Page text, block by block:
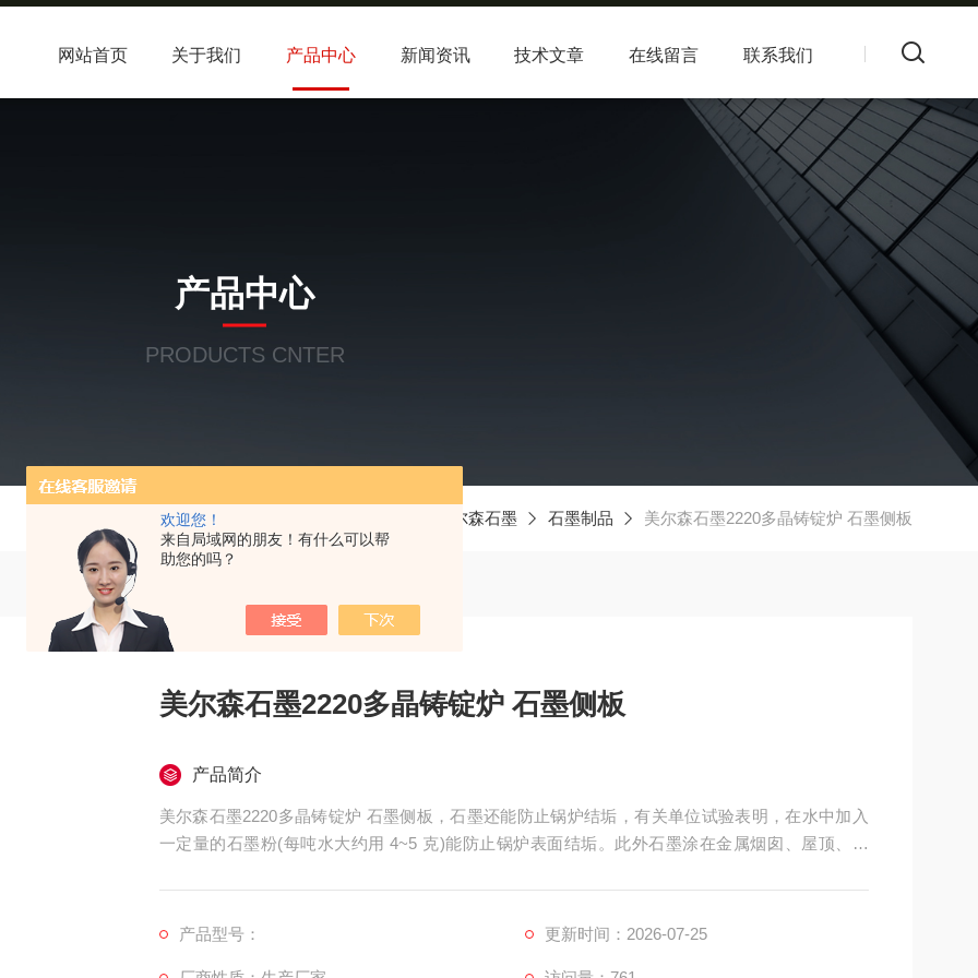
欢迎您！
来自局域网的朋友！有什么可以帮
助您的吗？
网站首页 关于我们 产品中心 新闻资讯 技术文章 在线留言 联系我们
产品中心
PRODUCTS CNTER
当前位置： 法国美尔森石墨 石墨制品 美尔森石墨2220多晶铸锭炉 石墨侧板
美尔森石墨2220多晶铸锭炉 石墨侧板
产品简介
美尔森石墨2220多晶铸锭炉 石墨侧板，石墨还能防止锅炉结垢，有关单位试验表明，在水中加入
一定量的石墨粉(每吨水大约用 4~5 克)能防止锅炉表面结垢。此外石墨涂在金属烟囱、屋顶、桥
产品型号：
更新时间：2026-07-25